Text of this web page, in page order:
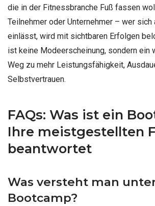
die in der Fitnessbranche Fuß fassen
Teilnehmer oder Unternehmer – wer
einlässt, wird mit sichtbaren Erfolgen
ist keine Modeerscheinung, sondern ein
Weg zu mehr Leistungsfähigkeit,
Selbstvertrauen.
FAQs: Was ist ein
Ihre meistgestellten
beantwortet
Was versteht man
Bootcamp?